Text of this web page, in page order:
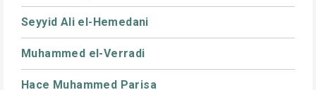
Seyyid Ali el-Hemedani
Muhammed el-Verradi
Hace Muhammed Parisa